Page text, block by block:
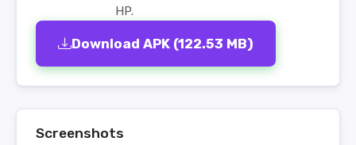
HP.
Download APK (122.53 MB)
Screenshots